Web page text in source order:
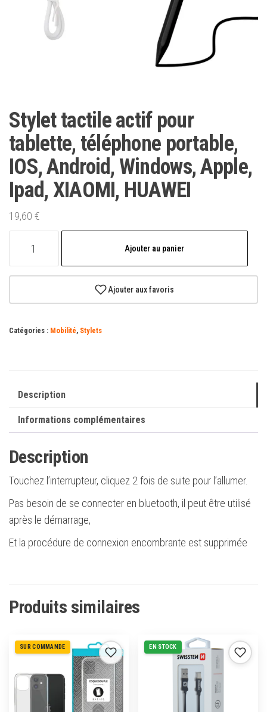
Stylet tactile actif pour
tablette, téléphone portable,
IOS, Android, Windows, Apple,
Ipad, XIAOMI, HUAWEI
19,60 €
actif
tablette,
IOS,
Windows,
Ipad,
HUAWEI
Ajouter au panier
Ajouter aux favoris
Catégories : Mobilité, Stylets
Description
Informations complémentaires
Description
Touchez l’interrupteur, cliquez 2 fois de suite pour l’allumer.
Pas besoin de se connecter en bluetooth, il peut être utilisé
après le démarrage,
Et la procédure de connexion encombrante est supprimée
Produits similaires
SUR COMMANDE EN STOCK